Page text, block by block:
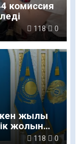
комиссия
118 0
жылы
жолын
118 0